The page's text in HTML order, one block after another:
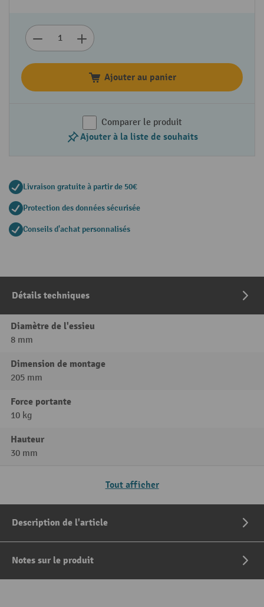
Ajouter au panier
Comparer le produit
Ajouter à la liste de souhaits
Livraison gratuite à partir de 50€
Protection des données sécurisée
Conseils d'achat personnalisés
Détails techniques
Diamètre de l'essieu
8 mm
Dimension de montage
205 mm
Force portante
10 kg
Hauteur
30 mm
Tout afficher
Description de l'article
Notes sur le produit